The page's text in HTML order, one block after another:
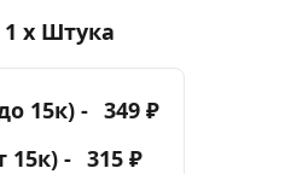
1 x Штука
15к) - 349 ₽
15к) - 315 ₽